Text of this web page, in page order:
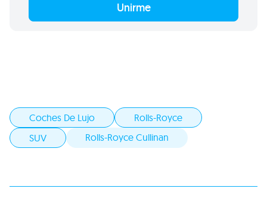
Unirme
Coches De Lujo
Rolls-Royce
SUV
Rolls-Royce Cullinan